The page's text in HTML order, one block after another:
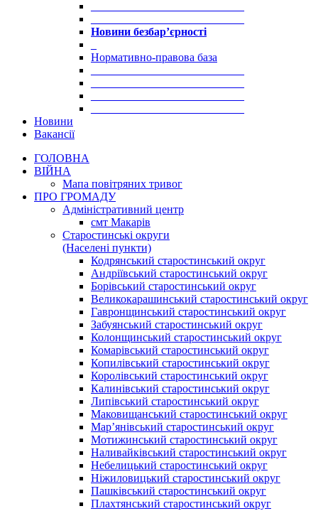
Новини безбар’єрності
Нормативно-правова база
Новини
Вакансії
ГОЛОВНА
ВІЙНА
Мапа повітряних тривог
ПРО ГРОМАДУ
Aдміністративний центр
смт Макарів
Старостинські округи
(Населені пункти)
Кодрянський старостинський округ
Андріївський старостинський округ
Борівський старостинський округ
Великокарашинський старостинський округ
Гавронщинський старостинський округ
Забуянський старостинський округ
Колонщинський старостинський округ
Комарівський старостинський округ
Копилівський старостинський округ
Королівський старостинський округ
Калинівський старостинський округ
Липівський старостинський округ
Маковищанський старостинський округ
Мар’янівський старостинський округ
Мотижинський старостинський округ
Наливайківський старостинський округ
Небелицький старостинський округ
Ніжиловицький старостинський округ
Пашківський старостинський округ
Плахтянський старостинський округ